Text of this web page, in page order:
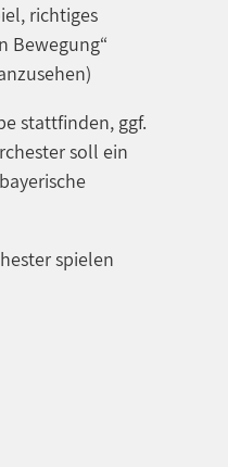
richtiges
Bewegung“
stattfinden, ggf.
soll ein
spielen